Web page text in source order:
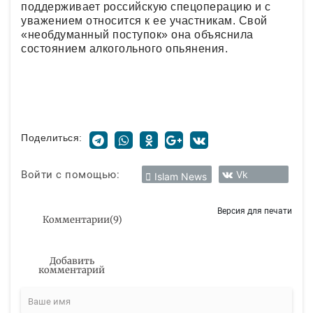
поддерживает российскую спецоперацию и с
уважением относится к ее участникам. Свой
«необдуманный поступок» она объяснила
состоянием алкогольного опьянения.
Поделиться:
Войти с помощью: Islam News Vk
Комментарии(9)
Версия для печати
Добавить
комментарий